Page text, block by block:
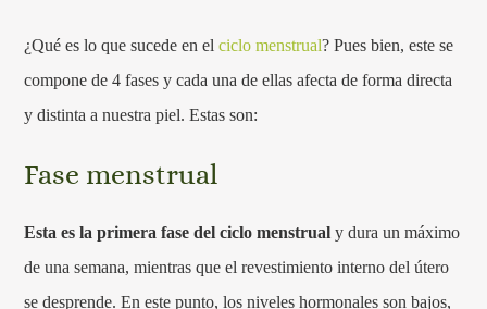
¿Qué es lo que sucede en elciclo menstrual? Pues bien, este se
compone de 4 fases y cada una de ellas afecta de forma directa
y distinta a nuestra piel. Estas son:
Fase menstrual
Esta es la primera fase del ciclo menstrualy dura un máximo
de una semana, mientras que el revestimiento interno del útero
se desprende. En este punto, los niveles hormonales son bajos,